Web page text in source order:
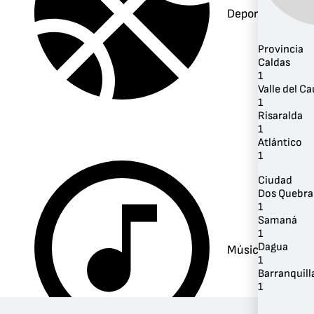
Deportes
Música
Provincia
Caldas
1
Valle del
1
Risaralda
1
Atlántico
1
Ciudad
Dos
1
Samaná
1
Dagua
1
1